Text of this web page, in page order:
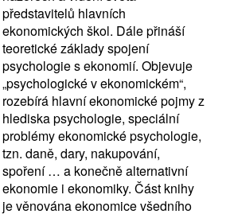
představitelů hlavních
ekonomických škol. Dále přináší
teoretické základy spojení
psychologie s ekonomií. Objevuje
„psychologické v ekonomickém“,
rozebírá hlavní ekonomické pojmy z
hlediska psychologie, speciální
problémy ekonomické psychologie,
tzn. daně, dary, nakupování,
spoření … a konečně alternativní
ekonomie i ekonomiky. Část knihy
je věnována ekonomice všedního